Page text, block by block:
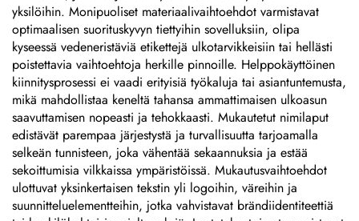
yksilöihin. Monipuoliset materiaalivaihtoehdot varmistavat
optimaalisen suorituskyvyn tiettyihin sovelluksiin, olipa
kyseessä vedeneristäviä etikettejä ulkotarvikkeisiin tai hellästi
poistettavia vaihtoehtoja herkille pinnoille. Helppokäyttöinen
kiinnitysprosessi ei vaadi erityisiä työkaluja tai asiantuntemusta,
mikä mahdollistaa keneltä tahansa ammattimaisen ulkoasun
saavuttamisen nopeasti ja tehokkaasti. Mukautetut nimilaput
edistävät parempaa järjestystä ja turvallisuutta tarjoamalla
selkeän tunnisteen, joka vähentää sekaannuksia ja estää
sekoittumisia vilkkaissa ympäristöissä. Mukautusvaihtoehdot
ulottuvat yksinkertaisen tekstin yli logoihin, väreihin ja
suunnitteluelementteihin, jotka vahvistavat brändiidentiteettiä